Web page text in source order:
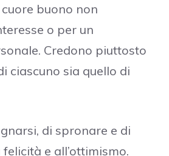
buono non
o per un
Credono piuttosto
ciascuno sia quello di
di spronare e di
e all’ottimismo.